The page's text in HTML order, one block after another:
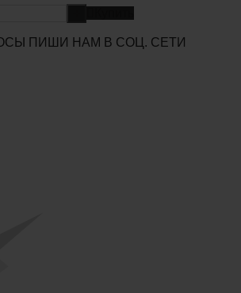
ПИШИ НАМ В СОЦ. СЕТИ